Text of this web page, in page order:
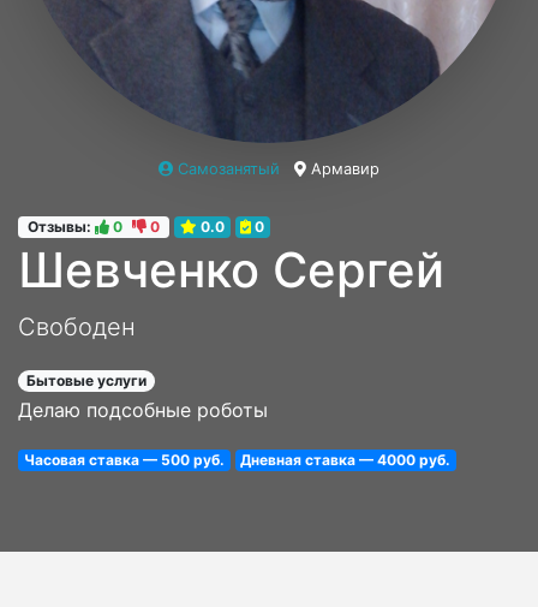
Отзывы: 0 0 0.0 0
Шевченко Сергей
Свободен
Бытовые услуги
Делаю подсобные роботы
Часовая ставка — 500 руб. Дневная ставка — 4000 руб.
Самозанятый Армавир